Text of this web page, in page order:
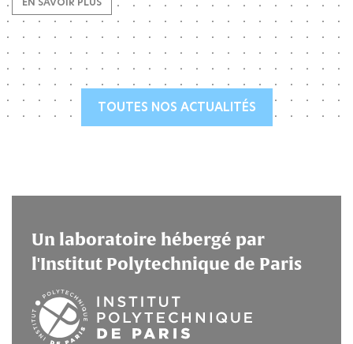
TOUTES NOS ACTUALITÉS
Un laboratoire hébergé par
l'Institut Polytechnique de Paris